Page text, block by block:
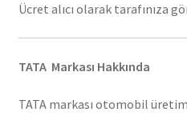
Ücret alıcı olarak tarafınıza
TATA Markası Hakkında
TATA markası otomobil